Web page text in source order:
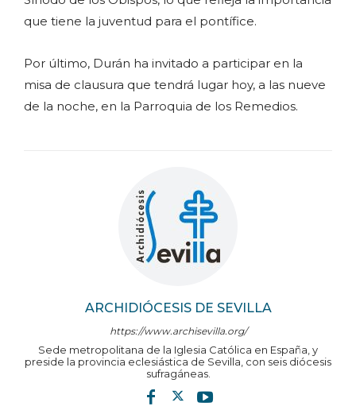
ARCHIDIÓCESIS DE SEVILLA
https://www.archisevilla.org/
Sede metropolitana de la Iglesia Católica en España, y
preside la provincia eclesiástica de Sevilla, con seis diócesis
sufragáneas.
que tiene la juventud para el pontífice.
Por último, Durán ha invitado a participar en la
misa de clausura que tendrá lugar hoy, a las nueve
de la noche, en la Parroquia de los Remedios.